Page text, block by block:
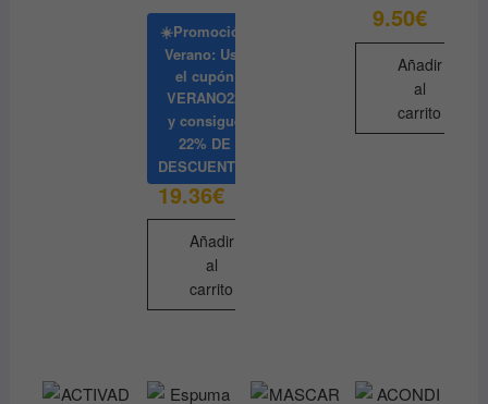
☀️Promoción
Verano: Usa
el cupón
VERANO22
y consigue
22% DE
DESCUENTO
19.36€
Añadir
al
carrito
9.50€
Añadir
al
carrito